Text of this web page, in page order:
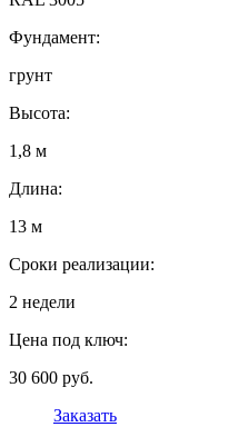
Фундамент:
грунт
Высота:
1,8 м
Длина:
13 м
Сроки реализации:
2 недели
Цена под ключ:
30 600 руб.
Заказать